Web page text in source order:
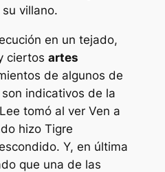
villano.
en un tejado,
ciertos artes
de algunos de
indicativos de la
tomó al ver Ven a
hizo Tigre
. Y, en última
que una de las